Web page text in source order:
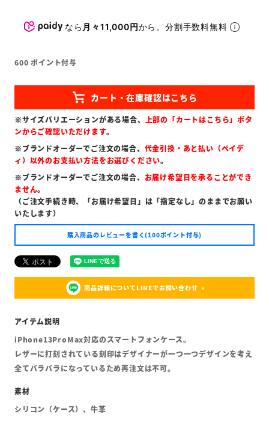
なら 月々11,000円から。分割手数料無料
600 ポイント付与
※サイズバリエーションがある場合、 上部の「カートはこちら」ボタ
ンからご確認いただけます。
※ブランドオーダーでご注文の場合、 代金引換・あと払い（ペイデ
ィ）以外のお支払い方法をお選びください。
※ブランドオーダーでご注文の場合、 お届け希望日を承ることができ
ません。
（ご注文手続き時、「お届け希望日」は「指定なし」のままでお願い
いたします）
購入商品のレビューを書く(100ポイント付与)
商品詳細についてLINEでお問い合わせ
iPhone13ProMax対応のスマートフォンケース。
レザーに打刻されている刻印はデザイナーが一つ一つデザインを考え
全てバラバラになっているため再注文は不可。
シリコン（ケース）、牛革